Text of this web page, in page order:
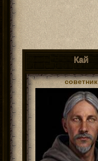
Кай
советник